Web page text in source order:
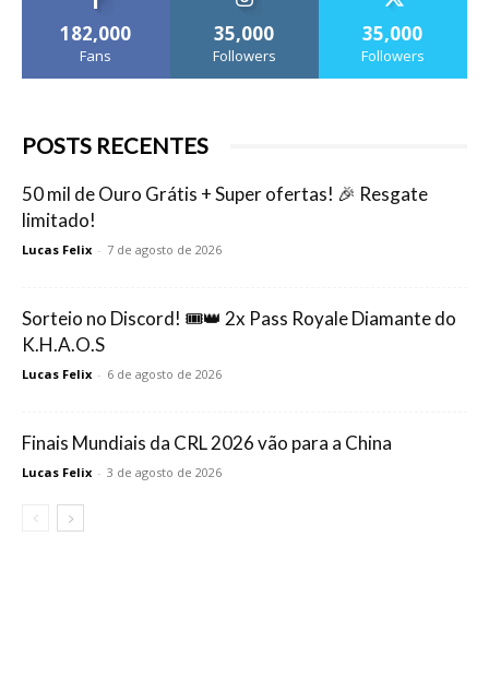
182,000
Fans
35,000
Followers
35,000
Followers
POSTS RECENTES
50 mil de Ouro Grátis + Super ofertas! 🎉 Resgate
limitado!
Lucas Felix - 7 de agosto de 2026
Sorteio no Discord! 🎟️👑 2x Pass Royale Diamante do
K.H.A.O.S
Lucas Felix - 6 de agosto de 2026
Finais Mundiais da CRL 2026 vão para a China
Lucas Felix - 3 de agosto de 2026